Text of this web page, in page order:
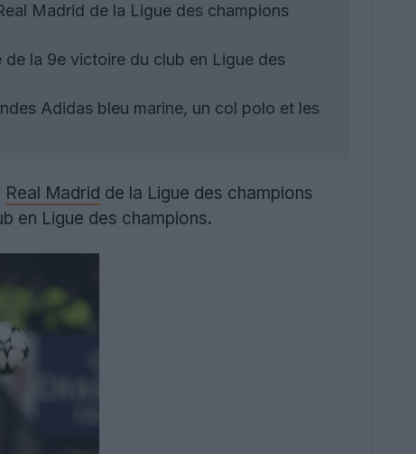
Madrid de la Ligue des champions
la 9e victoire du club en Ligue des
Adidas bleu marine, un col polo et les
Real Madrid de la Ligue des champions
en Ligue des champions.